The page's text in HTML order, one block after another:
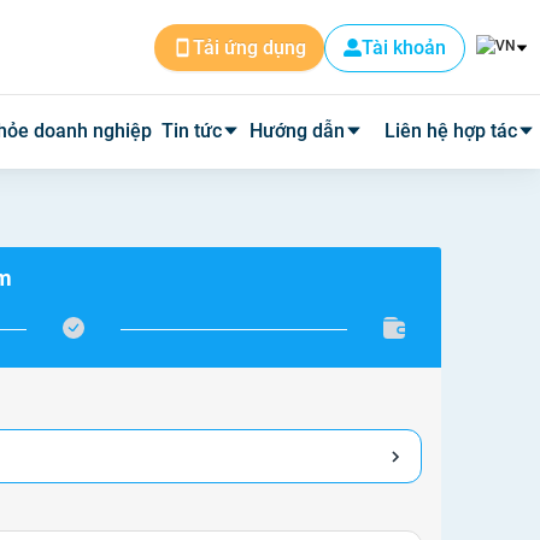
Tải ứng dụng Tài khoản
doanh nghiệp Tin tức
Y học thường thức
Hướng dẫn
Tư vấn khám bệnh qua video
Liên hệ hợp tác
Quảng cáo
Về Medpro